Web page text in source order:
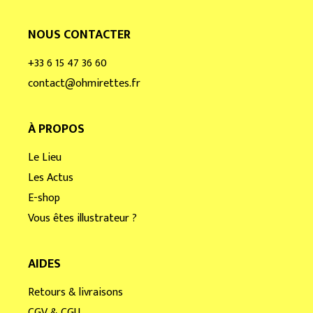
NOUS CONTACTER
+33 6 15 47 36 60
contact@ohmirettes.fr
À PROPOS
Le Lieu
Les Actus
E-shop
Vous êtes illustrateur ?
AIDES
Retours & livraisons